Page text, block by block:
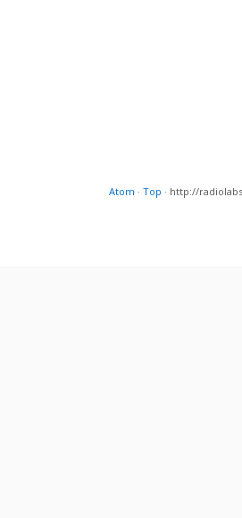
Atom · Top · http://